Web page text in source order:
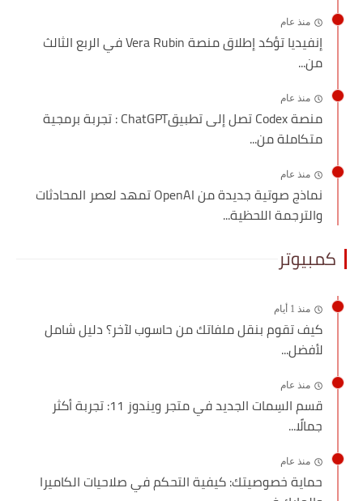
منذ عام
إنفيديا تؤكد إطلاق منصة Vera Rubin في الربع الثالث
من...
منذ عام
منصة Codex تصل إلى تطبيقChatGPT : تجربة برمجية
متكاملة من...
منذ عام
نماذج صوتية جديدة من OpenAI تمهد لعصر المحادثات
والترجمة اللحظية...
كمبيوتر
منذ 1 أيام
كيف تقوم بنقل ملفاتك من حاسوب لآخر؟ دليل شامل
لأفضل...
منذ عام
قسم السِمات الجديد في متجر ويندوز 11: تجربة أكثر
جمالًا...
منذ عام
حماية خصوصيتك: كيفية التحكم في صلاحيات الكاميرا